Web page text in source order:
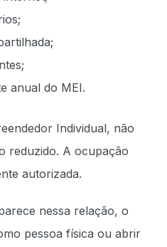
anual do MEI.
Individual, não
reduzido. A ocupação
autorizada.
nessa relação, o
pessoa física ou abrir